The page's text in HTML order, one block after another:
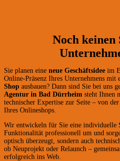
Noch keinen
Sie planen eine neue Geschäftsidee im
Online-Präsenz Ihres Unternehmens mit
Shop ausbauen? Dann sind Sie bei uns
Agentur in Bad Dürrheim steht Ihnen
technischer Expertise zur Seite – von der
Ihres Onlineshops.
Wir entwickeln für Sie eine individuelle
Funktionalität professionell um und
optisch überzeugt, sondern auch
ob Neuprojekt oder Relaunch –
erfolgreich ins Web.